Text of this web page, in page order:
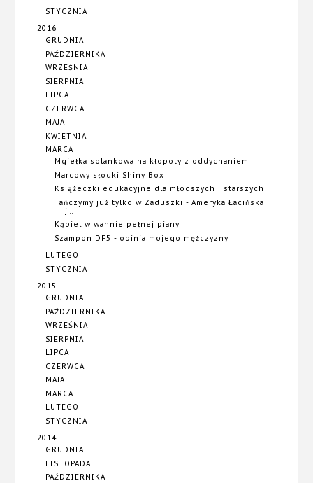
STYCZNIA
2016
GRUDNIA
PAŹDZIERNIKA
WRZEŚNIA
SIERPNIA
LIPCA
CZERWCA
MAJA
KWIETNIA
MARCA
Mgiełka solankowa na kłopoty z oddychaniem
Marcowy słodki Shiny Box
Książeczki edukacyjne dla młodszych i starszych
Tańczymy już tylko w Zaduszki - Ameryka Łacińska
j...
Kąpiel w wannie pełnej piany
Szampon DF5 - opinia mojego mężczyzny
LUTEGO
STYCZNIA
2015
GRUDNIA
PAŹDZIERNIKA
WRZEŚNIA
SIERPNIA
LIPCA
CZERWCA
MAJA
MARCA
LUTEGO
STYCZNIA
2014
GRUDNIA
LISTOPADA
PAŹDZIERNIKA